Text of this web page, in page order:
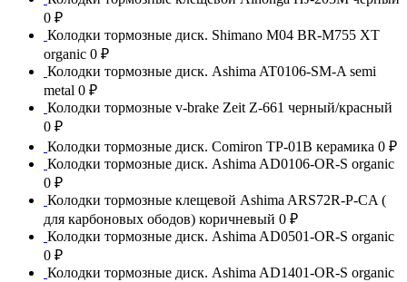
0 ₽
Колодки тормозные диск. Shimano M04 BR-M755 XT
organic 0 ₽
Колодки тормозные диск. Ashima AT0106-SM-A semi
metal 0 ₽
Колодки тормозные v-brake Zeit Z-661 черный/красный
0 ₽
Колодки тормозные диск. Comiron TP-01B керамика 0 ₽
Колодки тормозные диск. Ashima AD0106-OR-S organic
0 ₽
Колодки тормозные клещевой Ashima ARS72R-P-CA (
для карбоновых ободов) коричневый 0 ₽
Колодки тормозные диск. Ashima AD0501-OR-S organic
0 ₽
Колодки тормозные диск. Ashima AD1401-OR-S organic